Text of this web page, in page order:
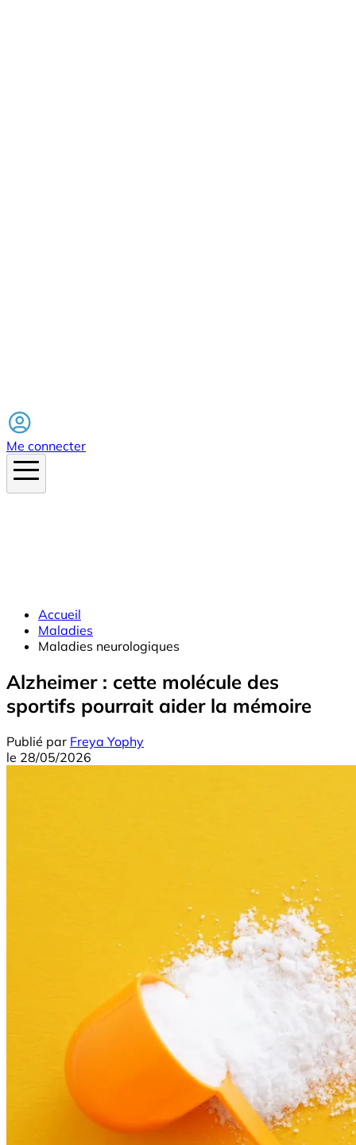
Me connecter
Accueil
Maladies
Maladies neurologiques
Alzheimer : cette molécule des
sportifs pourrait aider la mémoire
Publié par Freya Yophy
le 28/05/2026